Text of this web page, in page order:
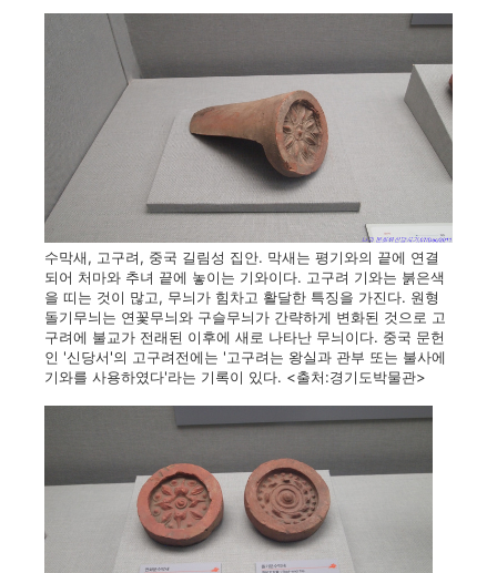
수막새, 고구려, 중국 길림성 집안. 막새는 평기와의 끝에 연결
되어 처마와 추녀 끝에 놓이는 기와이다. 고구려 기와는 붉은색
을 띠는 것이 많고, 무늬가 힘차고 활달한 특징을 가진다. 원형
돌기무늬는 연꽃무늬와 구슬무늬가 간략하게 변화된 것으로 고
구려에 불교가 전래된 이후에 새로 나타난 무늬이다. 중국 문헌
인 '신당서'의 고구려전에는 '고구려는 왕실과 관부 또는 불사에
기와를 사용하였다'라는 기록이 있다. <출처:경기도박물관>